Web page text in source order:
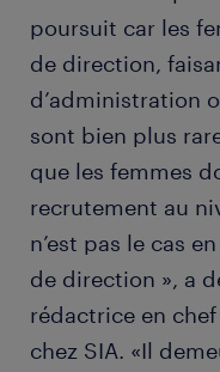
poursuit car les
de direction,
d’administration
sont bien plus
que les femmes
recrutement au
n’est pas le cas
de direction », a
rédactrice en
chez SIA. «Il